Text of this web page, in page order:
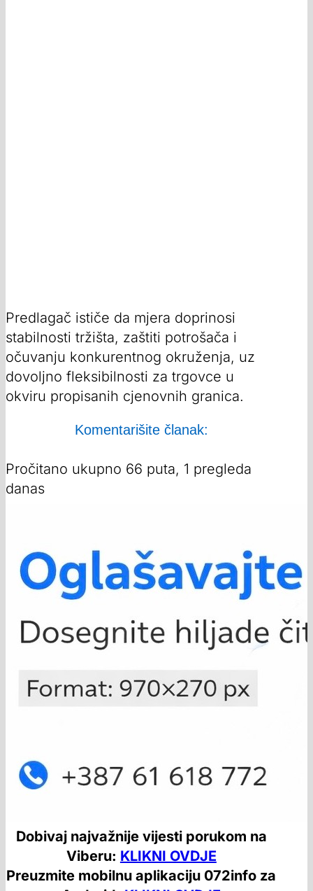
Predlagač ističe da mjera doprinosi
stabilnosti tržišta, zaštiti potrošača i
očuvanju konkurentnog okruženja, uz
dovoljno fleksibilnosti za trgovce u
okviru propisanih cjenovnih granica.
Komentarišite članak:
Pročitano ukupno 66 puta, 1 pregleda
danas
Dobivaj najvažnije vijesti porukom na
Viberu: KLIKNI OVDJE
Preuzmite mobilnu aplikaciju 072info za